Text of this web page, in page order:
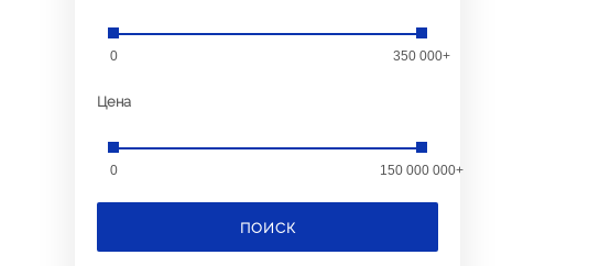
0 350 000+
Цена
0 150 000 000+
ПОИСК